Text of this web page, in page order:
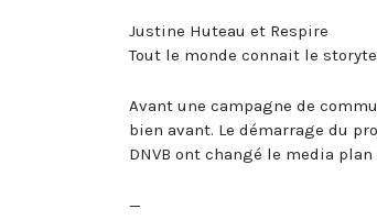
Justine Huteau et Respire
Tout le monde connait le
Avant une campagne de
bien avant. Le démarrage du
DNVB ont changé le media
—